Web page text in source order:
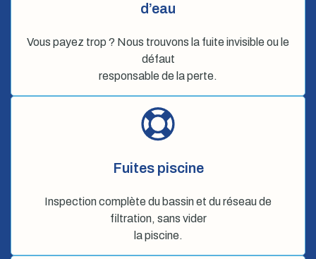
d’eau
Vous payez trop ? Nous trouvons la fuite invisible ou le
défaut
responsable de la perte.
Fuites piscine
Inspection complète du bassin et du réseau de
filtration, sans vider
la piscine.